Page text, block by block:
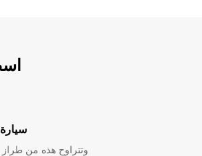
سيارة
وتتراوح هذه من